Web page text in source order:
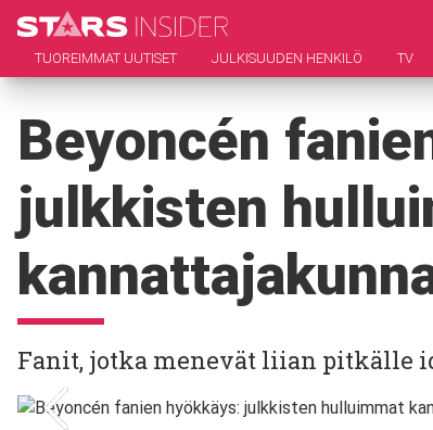
TUOREIMMAT UUTISET JULKISUUDEN HENKILÖ TV
Beyoncén
julkkisten
Fanit, jotka menevät liian pitkälle